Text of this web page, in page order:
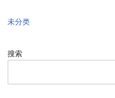
未分类
搜索